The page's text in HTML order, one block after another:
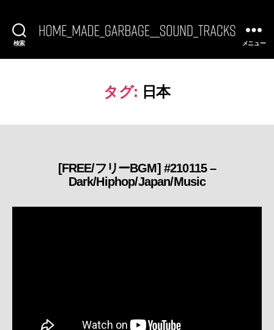
検索
BGM]
SoundTracks
メニュー
タグ: 日本
カ
テ
リ
[FREE/フリーBGM] #210115 –
Dark/Hiphop/Japan/Music